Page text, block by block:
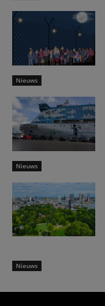
Nieuws
Nieuws
Nieuws